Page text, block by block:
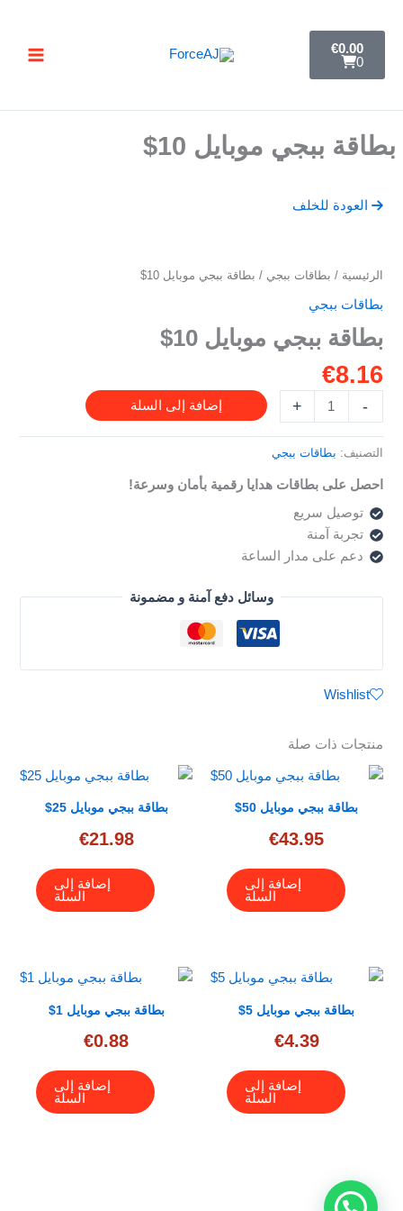
إلى
المحتوى
€0.00
0
a
r
t
بطاقة ببجي موبايل 10$
العودة للخلف
الرئيسية / بطاقات ببجي / بطاقة ببجي موبايل 10$
بطاقات ببجي
بطاقة ببجي موبايل 10$
€8.16
-
كمية
بطاقة
موبايل
+ إضافة إلى السلة
التصنيف: بطاقات ببجي
احصل على بطاقات هدايا رقمية بأمان وسرعة!
توصيل سريع
تجربة آمنة
دعم على مدار الساعة
وسائل دفع آمنة و مضمونة
Wishlist
منتجات ذات صلة
بطاقة ببجي موبايل 50$
€43.95
إضافة إلى
السلة
بطاقة ببجي موبايل 25$
€21.98
إضافة إلى
السلة
بطاقة ببجي موبايل 5$
€4.39
إضافة إلى
السلة
بطاقة ببجي موبايل 1$
€0.88
إضافة إلى
السلة
جرب ForceAJ الآن 🚀